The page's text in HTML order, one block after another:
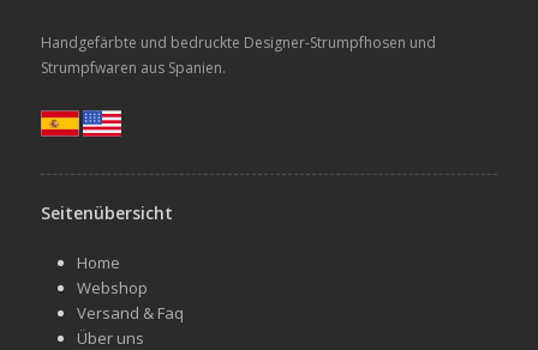
Handgefärbte und bedruckte Designer-Strumpfhosen und
Strumpfwaren aus Spanien.
Seitenübersicht
Home
Webshop
Versand & Faq
Über uns